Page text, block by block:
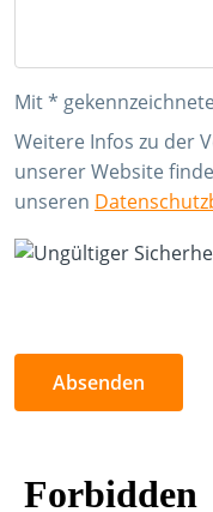
Mit *
Weitere Infos zu der
unserer Website
unseren
Absenden